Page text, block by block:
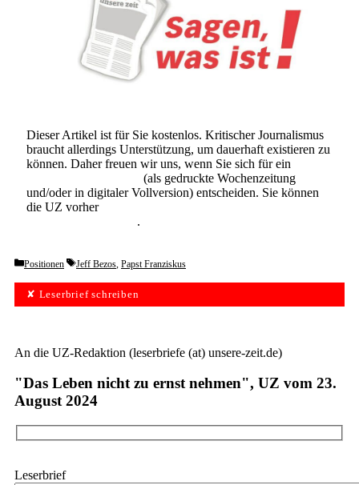
Dieser Artikel ist für Sie kostenlos. Kritischer Journalismus
braucht allerdings Unterstützung, um dauerhaft existieren zu
können. Daher freuen wir uns, wenn Sie sich für ein
(als gedruckte Wochenzeitung
und/oder in digitaler Vollversion) entscheiden. Sie können
die UZ vorher
.
Categories
Positionen Tags
Jeff Bezos, Papst Franziskus
✘ Leserbrief schreiben
An die UZ-Redaktion (leserbriefe (at) unsere-zeit.de)
"Das Leben nicht zu ernst nehmen", UZ vom 23.
August 2024
Leserbrief